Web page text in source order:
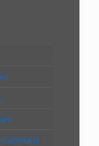
constructii